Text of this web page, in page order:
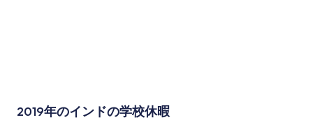
2019年のインドの学校休暇